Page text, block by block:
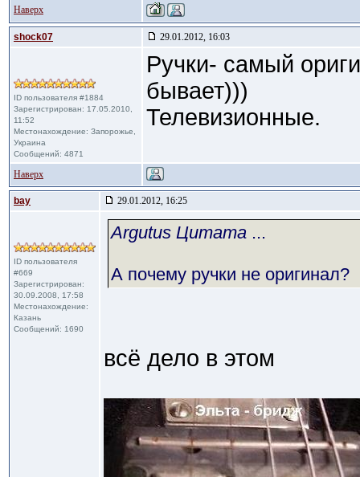
Наверх
shock07 29.01.2012, 16:03
ID пользователя #1884
Зарегистрирован: 17.05.2010,
11:52
Местонахождение: Запорожье,
Украина
Сообщений: 4871
Ручки- самый
бывает)))
Телевизионные.
Наверх
bay 29.01.2012, 16:25
ID пользователя
#669
Зарегистрирован:
30.09.2008, 17:58
Местонахождение:
Казань
Сообщений: 1690
Argutus Цитата ...
А почему ручки не оригинал?
всё дело в этом